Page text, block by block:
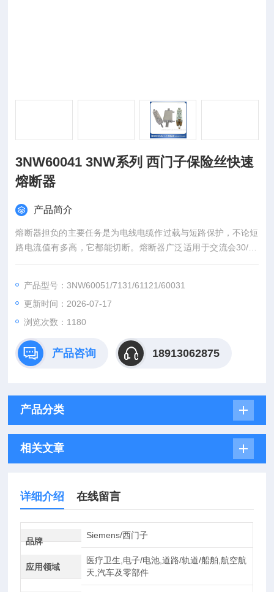
3NW60041 3NW系列 西门子保险丝快速
熔断器
产品简介
熔断器担负的主要任务是为电线电缆作过载与短路保护，不论短
路电流值有多高，它都能切断。熔断器广泛适用于交流会30/40
0/690/1000V 及其以下,额定工作电流为0.5-125A的电气线路中,
业领域等;作为导线和设备的故障保护，可广泛用于楼宇及工业领
域。3NW60041 3NW系列 西门子保险丝快速熔断器
产品型号：3NW60051/7131/61121/60031
更新时间：2026-07-17
浏览次数：1180
产品咨询 18913062875
产品分类
相关文章
详细介绍 在线留言
品牌
Siemens/西门子
应用领域
医疗卫生,电子/电池,道路/轨道/船舶,航空航
天,汽车及零部件